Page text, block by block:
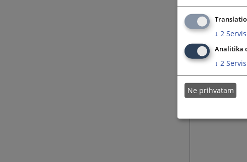
↓ 2
Analitika
↓ 2
Ne prihvatam